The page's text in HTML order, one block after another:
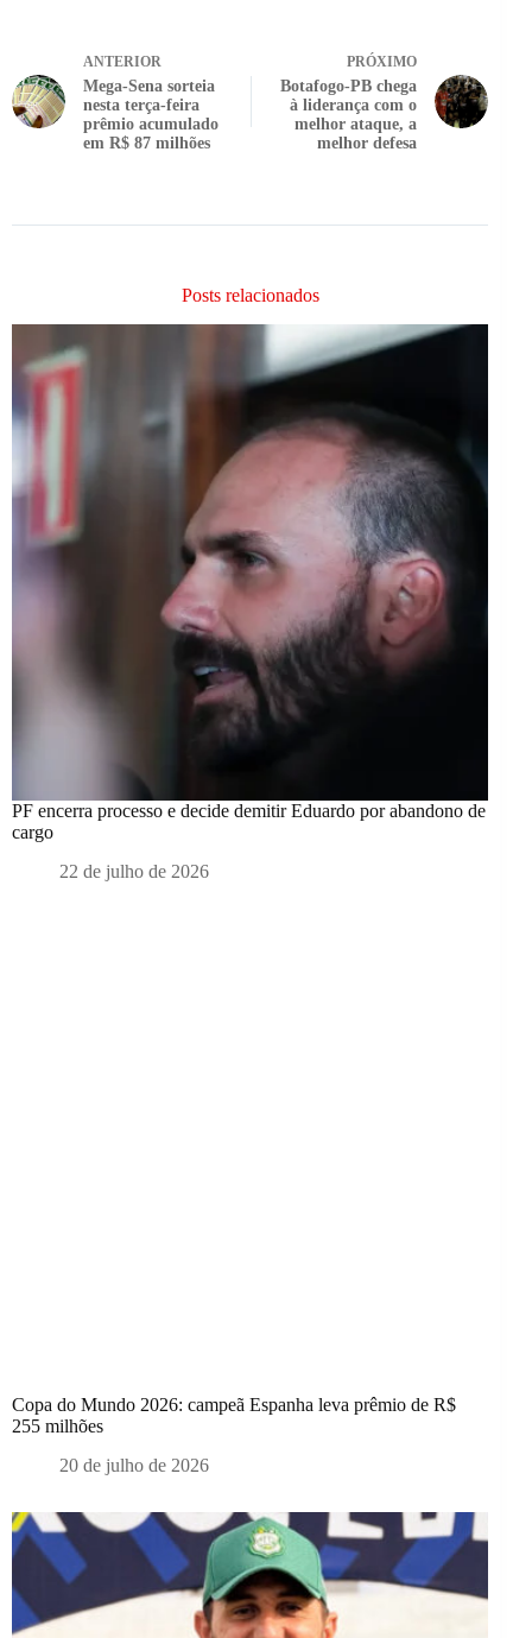
ANTERIOR
Mega-Sena sorteia
nesta terça-feira
prêmio acumulado
em R$ 87 milhões
PRÓXIMO
Botafogo-PB chega
à liderança com o
melhor ataque, a
melhor defesa
Posts relacionados
PF encerra processo e decide demitir Eduardo por abandono de
cargo
22 de julho de 2026
Copa do Mundo 2026: campeã Espanha leva prêmio de R$
255 milhões
20 de julho de 2026